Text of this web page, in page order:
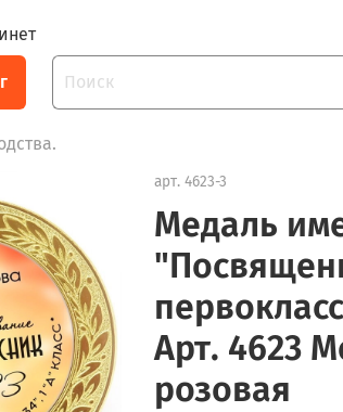
арт.4623-3
Медаль
Арт. 4623
розовая